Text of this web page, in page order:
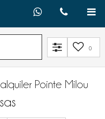
0
Pointe Milou